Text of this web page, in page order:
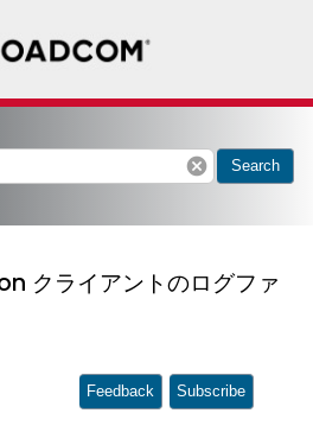
cancel Search
クライアントのログファ
Feedback Subscribe